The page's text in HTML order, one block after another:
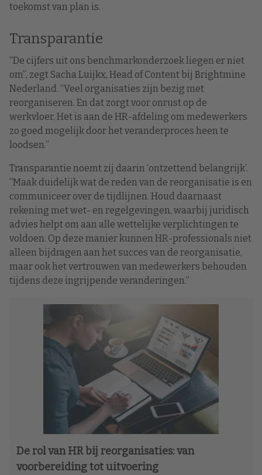
toekomst van plan is.
Transparantie
“De cijfers uit ons benchmarkonderzoek liegen er niet
om”, zegt Sacha Luijkx, Head of Content bij Brightmine
Nederland. “Veel organisaties zijn bezig met
reorganiseren. En dat zorgt voor onrust op de
werkvloer. Het is aan de HR-afdeling om medewerkers
zo goed mogelijk door het veranderproces heen te
loodsen.”
Transparantie noemt zij daarin ‘ontzettend belangrijk’.
“Maak duidelijk wat de reden van de reorganisatie is en
communiceer over de tijdlijnen. Houd daarnaast
rekening met wet- en regelgevingen, waarbij juridisch
advies helpt om aan alle wettelijke verplichtingen te
voldoen. Op deze manier kunnen HR-professionals niet
alleen bijdragen aan het succes van de reorganisatie,
maar ook het vertrouwen van medewerkers behouden
tijdens deze ingrijpende veranderingen.”
De rol van HR bij reorganisaties: van
voorbereiding tot uitvoering